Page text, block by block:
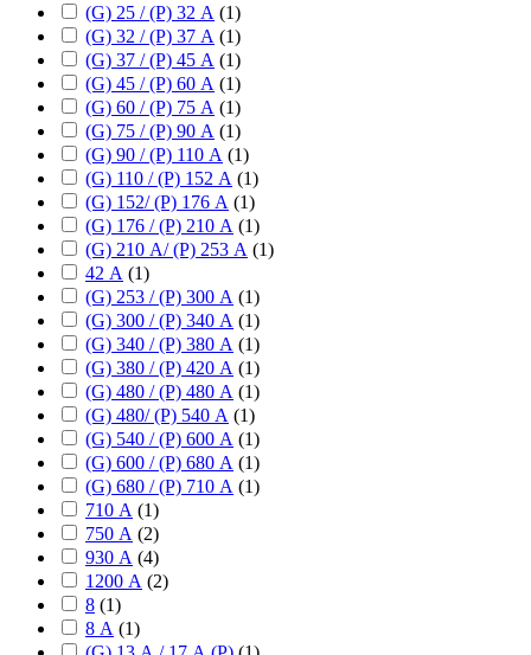
(G) 25 / (P) 32 А (1)
(G) 32 / (P) 37 А (1)
(G) 37 / (P) 45 А (1)
(G) 45 / (P) 60 А (1)
(G) 60 / (P) 75 А (1)
(G) 75 / (P) 90 А (1)
(G) 90 / (P) 110 А (1)
(G) 110 / (P) 152 А (1)
(G) 152/ (P) 176 А (1)
(G) 176 / (P) 210 А (1)
(G) 210 А/ (P) 253 А (1)
42 А (1)
(G) 253 / (P) 300 А (1)
(G) 300 / (P) 340 А (1)
(G) 340 / (P) 380 А (1)
(G) 380 / (P) 420 А (1)
(G) 480 / (P) 480 А (1)
(G) 480/ (P) 540 А (1)
(G) 540 / (P) 600 А (1)
(G) 600 / (P) 680 А (1)
(G) 680 / (P) 710 А (1)
710 А (1)
750 А (2)
930 А (4)
1200 А (2)
8 (1)
8 А (1)